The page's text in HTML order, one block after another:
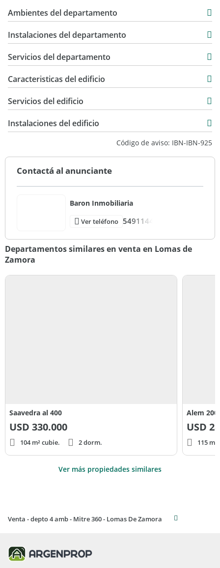
en @baroninmobiliaria
Todas las medidas enunciadas son meramente orientativas.
Las medidas exactas serán las que se expresan en el
respectivo título de la propiedad y de cada inmueble. Todas
las fotos, videos y descripciones son ilustrativas y no
contractuales.
108 m2
Ambientes del departamento
Instalaciones del departamento
Servicios del departamento
Caracteristicas del edificio
24
Servicios del edificio
Instalaciones del edificio
Código de aviso: IBN-IBN-925
Contactá al anunciante
Baron Inmobiliaria
Ver teléfono 5491144
Departamentos similares en venta en Lomas de
Zamora
Saavedra al 400
USD 330.000
104 m² cubie. 2 dorm.
Alem 200
USD
115
Ver más propiedades similares
Venta - depto 4 amb - Mitre 360 - Lomas De Zamora